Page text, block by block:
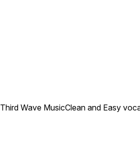
Third Wave MusicClean and Easy